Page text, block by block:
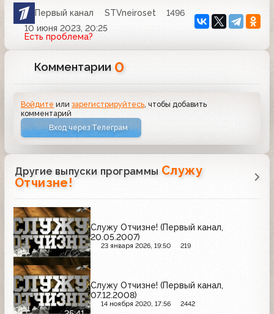
Первый канал STVneiroset
1496
10 июня 2023, 20:25
Есть проблема?
Комментарии 0
Войдите илизарегистрируйтесь , чтобы добавить
комментарий
Вход через Телеграм
Другие выпуски программы Служу
Отчизне!
Служу Отчизне! (Первый канал,
20.05.2007)
23 января 2026, 19:50 219
Служу Отчизне! (Первый канал,
07.12.2008)
14 ноября 2020, 17:56 2442